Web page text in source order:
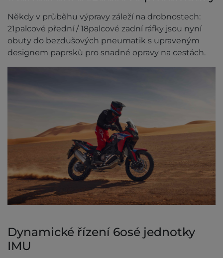
Někdy v průběhu výpravy záleží na drobnostech:
21palcové přední / 18palcové zadní ráfky jsou nyní
obuty do bezdušových pneumatik s upraveným
designem paprsků pro snadné opravy na cestách.
Dynamické řízení 6osé jednotky
IMU